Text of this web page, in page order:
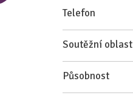
Telefon
Soutěžní oblast
Působnost